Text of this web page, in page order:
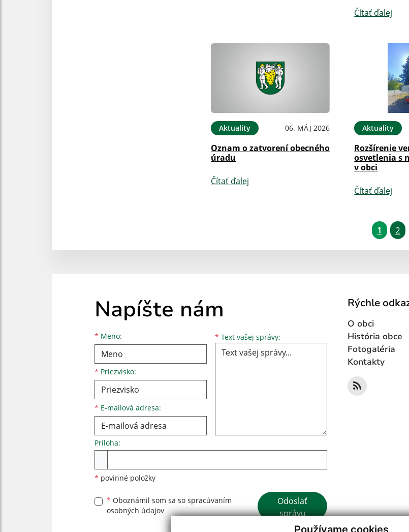
Používame cookies
Čítať ďalej
Aktuality 06. MÁJ 2026
Oznam o zatvorení obecného
úradu
Čítať ďalej
Aktuality
Rozšírenie
osvetlenia s
v obci
Čítať ďalej
1 2
Napíšte nám
* Meno:
Meno
* Priezvisko:
Priezvisko
* E-mailová adresa:
E-mailová adresa * Text vašej správy: Text vašej správy...
Príloha:
* povinné položky
* Oboznámil som sa so spracúvaním
osobných údajov
Google reCaptcha Response
Odoslať
správu
Rýchle
O obci
História obce
Fotogaléria
Kontakty